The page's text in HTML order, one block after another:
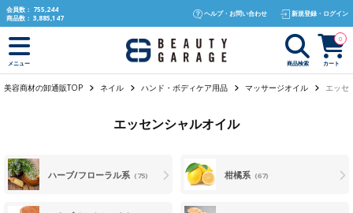
text.skipToContent
text.skipToNavigation
会員数： 755,244
商品数： 3,885,147
ヘルプ・お問い合わせ 新規登録・ログイン
メニュー 商品検索 カート
0
美容商材の卸通販TOP ネイル ハンド・ボディケア用品 マッサージオイル エッセ
エッセンシャルオイル
ハーブ/フローラル系 (75) 柑橘系 (67)